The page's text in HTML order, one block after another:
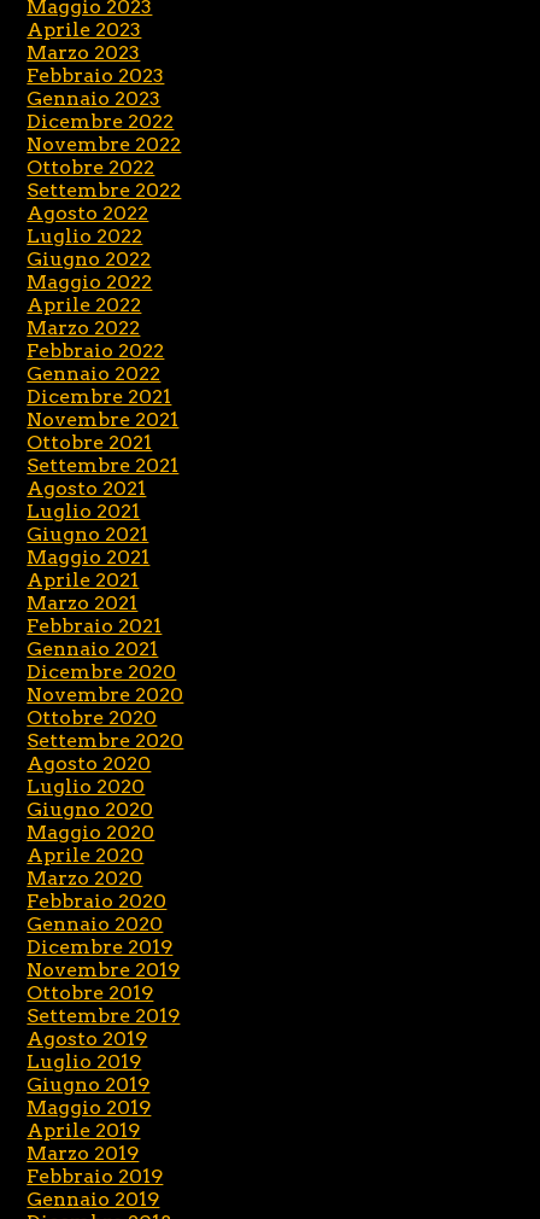
Maggio 2023
Aprile 2023
Marzo 2023
Febbraio 2023
Gennaio 2023
Dicembre 2022
Novembre 2022
Ottobre 2022
Settembre 2022
Agosto 2022
Luglio 2022
Giugno 2022
Maggio 2022
Aprile 2022
Marzo 2022
Febbraio 2022
Gennaio 2022
Dicembre 2021
Novembre 2021
Ottobre 2021
Settembre 2021
Agosto 2021
Luglio 2021
Giugno 2021
Maggio 2021
Aprile 2021
Marzo 2021
Febbraio 2021
Gennaio 2021
Dicembre 2020
Novembre 2020
Ottobre 2020
Settembre 2020
Agosto 2020
Luglio 2020
Giugno 2020
Maggio 2020
Aprile 2020
Marzo 2020
Febbraio 2020
Gennaio 2020
Dicembre 2019
Novembre 2019
Ottobre 2019
Settembre 2019
Agosto 2019
Luglio 2019
Giugno 2019
Maggio 2019
Aprile 2019
Marzo 2019
Febbraio 2019
Gennaio 2019